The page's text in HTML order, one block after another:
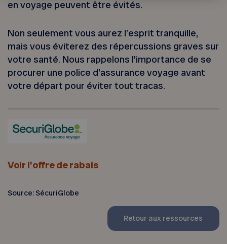
en voyage peuvent être évités.
Non seulement vous aurez l’esprit tranquille,
mais vous éviterez des répercussions graves sur
votre santé. Nous rappelons l’importance de se
procurer une police d’assurance voyage avant
votre départ pour éviter tout tracas.
Voir l’offre de rabais
Source: SécuriGlobe
Retour aux ressources